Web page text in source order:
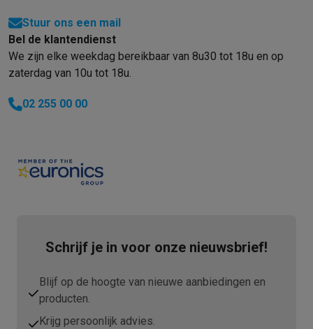
Stuur ons een mail
Bel de klantendienst
We zijn elke weekdag bereikbaar van 8u30 tot 18u en op
zaterdag van 10u tot 18u.
02 255 00 00
Schrijf je in voor onze nieuwsbrief!
Blijf op de hoogte van nieuwe aanbiedingen en
producten.
Krijg persoonlijk advies.